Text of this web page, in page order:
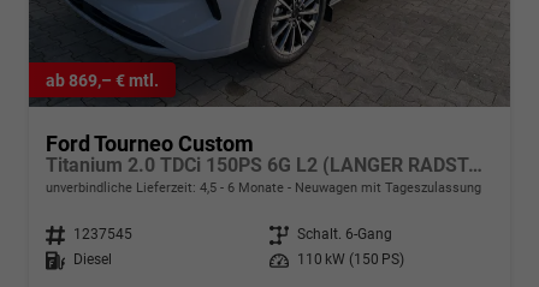
ab 869,– € mtl.
Ford Tourneo Custom
Titanium 2.0 TDCi 150PS 6G L2 (LANGER RADSTAND) H1, 5 Jahre Garantie, 8 Plätze, 17" Alu, Sitzheizung, Klimautomatik vo/hi, Privacy-Glas, Spiegel elektr. anklappbar, Parksensoren v/h, Rückfahrkamera, LED-Scheinwerfer, Keyless, Beheizte Frontscheibe, Radio 13"
unverbindliche Lieferzeit: 4,5 - 6 Monate Neuwagen mit Tageszulassung
Fahrzeugnr. 1237545 Getriebe Schalt. 6-Gang
Kraftstoff
Diesel Leistung 110 kW (150 PS)